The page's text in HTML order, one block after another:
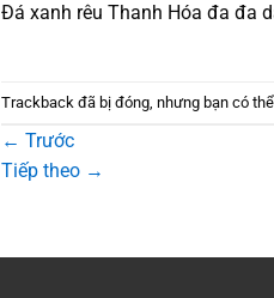
Đá xanh rêu Thanh Hóa đa đa
Trackback đã bị đóng, nhưng bạn có thể
← Trước
Tiếp theo →